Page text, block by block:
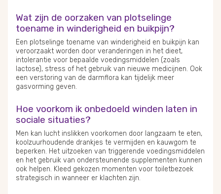
Wat zijn de oorzaken van plotselinge
toename in winderigheid en buikpijn?
Een plotselinge toename van winderigheid en buikpijn kan
veroorzaakt worden door veranderingen in het dieet,
intolerantie voor bepaalde voedingsmiddelen (zoals
lactose), stress of het gebruik van nieuwe medicijnen. Ook
een verstoring van de darmflora kan tijdelijk meer
gasvorming geven.
Hoe voorkom ik onbedoeld winden laten in
sociale situaties?
Men kan lucht inslikken voorkomen door langzaam te eten,
koolzuurhoudende drankjes te vermijden en kauwgom te
beperken. Het uitzoeken van triggerende voedingsmiddelen
en het gebruik van ondersteunende supplementen kunnen
ook helpen. Kleed gekozen momenten voor toiletbezoek
strategisch in wanneer er klachten zijn.